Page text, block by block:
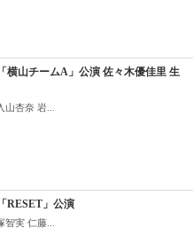
横山チームA」公演 佐々木優佳里 生
杏奈 岩...
RESET」公演
実 仁藤...